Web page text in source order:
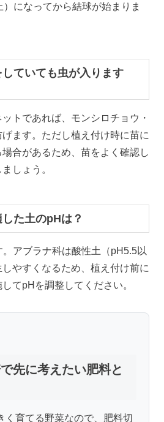
になってから結球が始まりま
ていても虫が入ります
トであれば、モンシロチョウ・
ます。ただし植え付け時に苗に
合があるため、苗をよく確認し
しょう。
た土のpHは？
アブラナ科は酸性土（pH5.5以
やすくなるため、植え付け前に
てpHを調整してください。
先に考えたい肥料と
く育てる野菜なので、肥料切